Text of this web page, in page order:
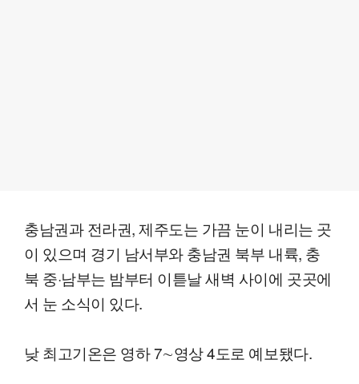
충남권과 전라권, 제주도는 가끔 눈이 내리는 곳
이 있으며 경기 남서부와 충남권 북부 내륙, 충
북 중·남부는 밤부터 이튿날 새벽 사이에 곳곳에
서 눈 소식이 있다.
낮 최고기온은 영하 7∼영상 4도로 예보됐다.